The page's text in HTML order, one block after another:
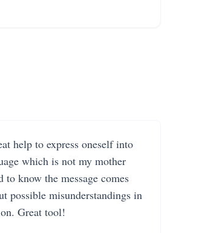
help to express oneself into
which is not my mother
to know the message comes
possible misunderstandings in
Great tool!